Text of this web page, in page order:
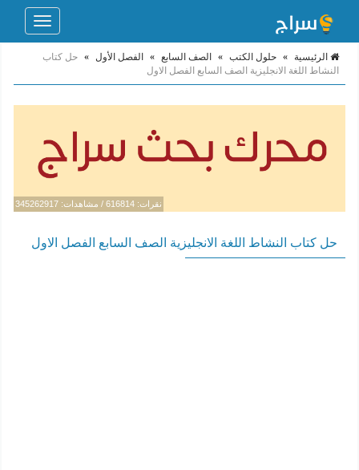
Toggle
الرئيسية » حلول الكتب » الصف السابع » الفصل الأول » حل كتاب
النشاط اللغة الانجليزية الصف السابع الفصل الاول
نقرات: 616814 / مشاهدات: 345262917
حل كتاب النشاط اللغة الانجليزية الصف السابع الفصل الاول